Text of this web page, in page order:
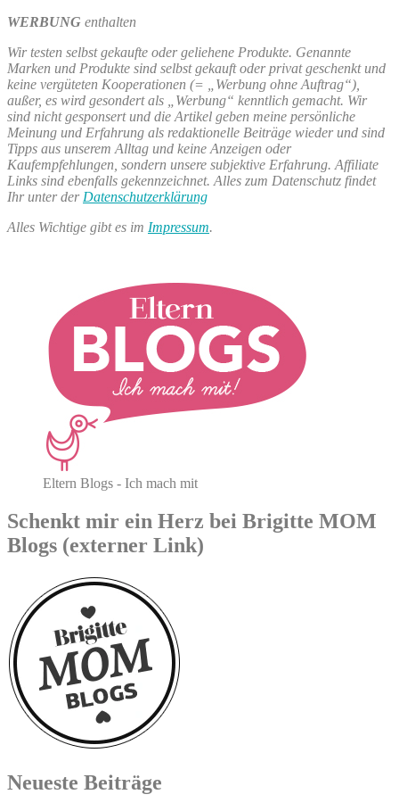
WERBUNG enthalten
Wir testen selbst gekaufte oder geliehene Produkte. Genannte
Marken und Produkte sind selbst gekauft oder privat geschenkt und
keine vergüteten Kooperationen (= „Werbung ohne Auftrag“),
außer, es wird gesondert als „Werbung“ kenntlich gemacht. Wir
sind nicht gesponsert und die Artikel geben meine persönliche
Meinung und Erfahrung als redaktionelle Beiträge wieder und sind
Tipps aus unserem Alltag und keine Anzeigen oder
Kaufempfehlungen, sondern unsere subjektive Erfahrung. Affiliate
Links sind ebenfalls gekennzeichnet. Alles zum Datenschutz findet
Ihr unter der Datenschutzerklärung
Alles Wichtige gibt es im Impressum.
Eltern Blogs - Ich mach mit
Schenkt mir ein Herz bei Brigitte MOM
Blogs (externer Link)
Neueste Beiträge